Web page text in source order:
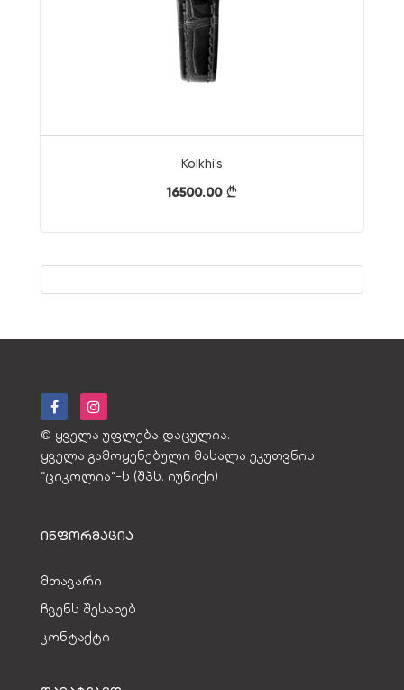
Kolkhi's
16500.00 }
© ყველა უფლება დაცულია.
ყველა გამოყენებული მასალა ეკუთვნის
“ციკოლია”-ს (შპს. იუნიქი)
ᲘᲜᲤᲝᲠᲛᲐᲪᲘᲐ
მთავარი
ჩვენს შესახებ
კონტაქტი